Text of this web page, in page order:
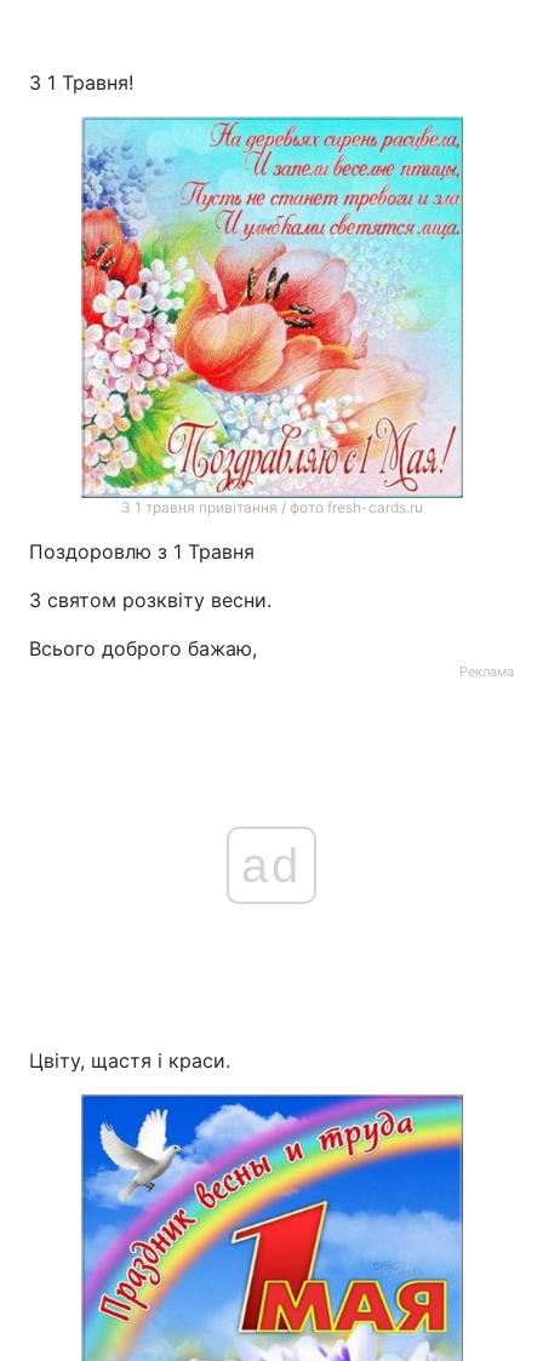
З 1 Травня!
З 1 травня привітання / фото fresh-cards.ru
Поздоровлю з 1 Травня
З святом розквіту весни.
Всього доброго бажаю,
Реклама
ad
Цвіту, щастя і краси.